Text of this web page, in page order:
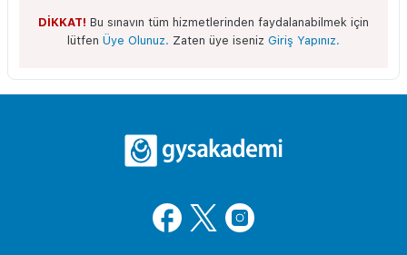
DİKKAT! Bu sınavın tüm hizmetlerinden faydalanabilmek için
lütfen Üye Olunuz. Zaten üye iseniz Giriş Yapınız.